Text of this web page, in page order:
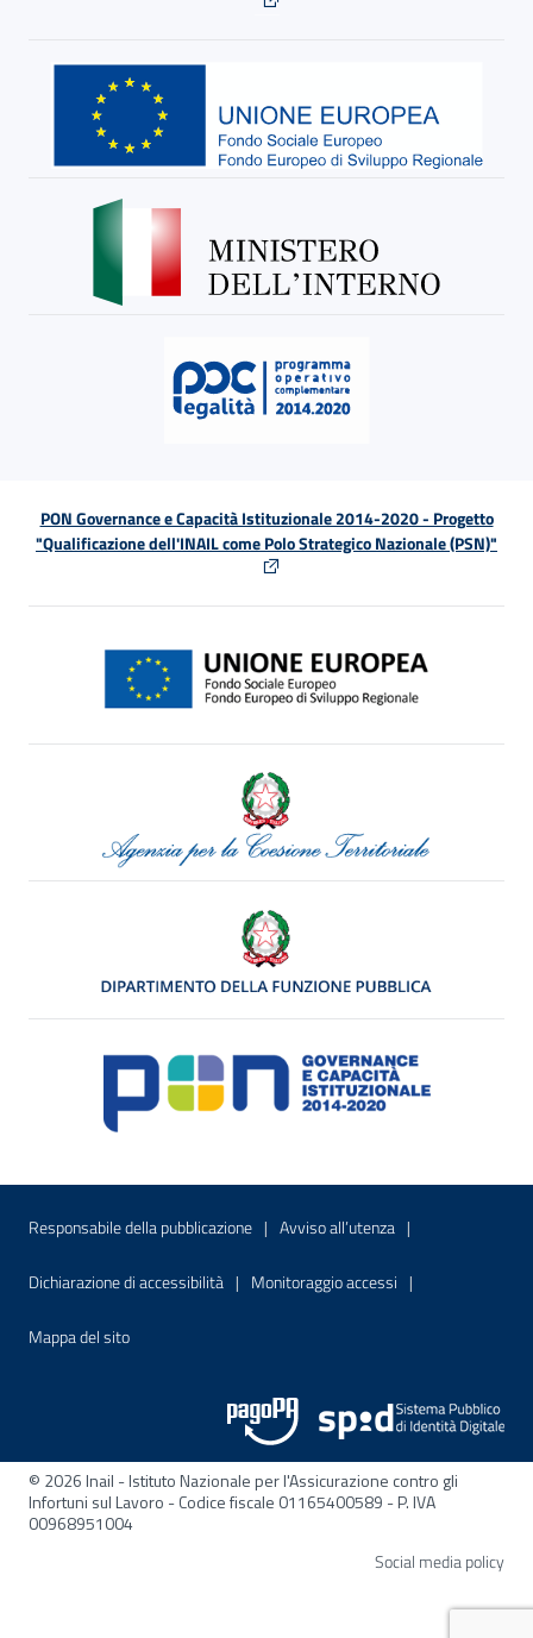
PON Governance e Capacità Istituzionale 2014-2020 - Progetto
"Qualificazione dell'INAIL come Polo Strategico Nazionale (PSN)"
Menu di servizio
Responsabile della pubblicazione Sito interno - Apre in una nuova
Avviso all’utenza Sito interno -
Dichiarazione di accessibilità Sito interno - Apre in una nuova finestra
Monitoraggio accessi Sito interno -
Mappa del sitoSito interno - Apre nella stessa finestra
© 2026 Inail - Istituto Nazionale per l'Assicurazione contro gli
Infortuni sul Lavoro - Codice fiscale 01165400589 - P. IVA
00968951004
Social media policy